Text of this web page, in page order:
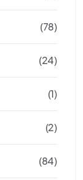
(78)
(24)
(1)
(2)
(84)